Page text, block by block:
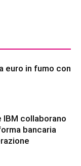
euro in fumo con
collaborano
bancaria